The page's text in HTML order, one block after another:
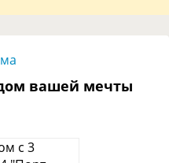
вашей мечты